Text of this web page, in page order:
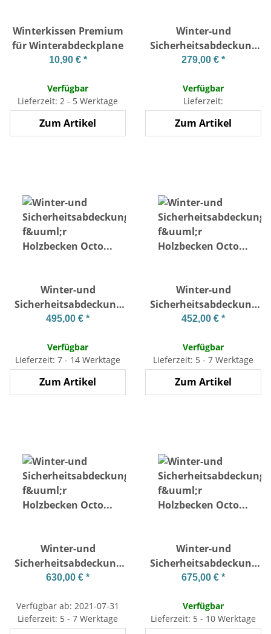
Winterkissen Premium
für Winterabdeckplane
10,90 € *
Verfügbar
Lieferzeit: 2 - 5 Werktage
Zum Artikel
Winter-und
Sicherheitsabdeckung
für Holzbecken Tropic
279,00 € *
Verfügbar
Lieferzeit:
Zum Artikel
Winter-und
Sicherheitsabdeckung
für Holzbecken Octo
495,00 € *
Verfügbar
Lieferzeit: 7 - 14 Werktage
Zum Artikel
Winter-und
Sicherheitsabdeckung
für Holzbecken Octo
452,00 € *
Verfügbar
Lieferzeit: 5 - 7 Werktage
Zum Artikel
Winter-und
Sicherheitsabdeckung
für Holzbecken Octo
630,00 € *
Verfügbar ab: 2021-07-31
Lieferzeit: 5 - 7 Werktage
Winter-und
Sicherheitsabdeckung
für Holzbecken Octo
675,00 € *
Verfügbar
Lieferzeit: 5 - 10 Werktage